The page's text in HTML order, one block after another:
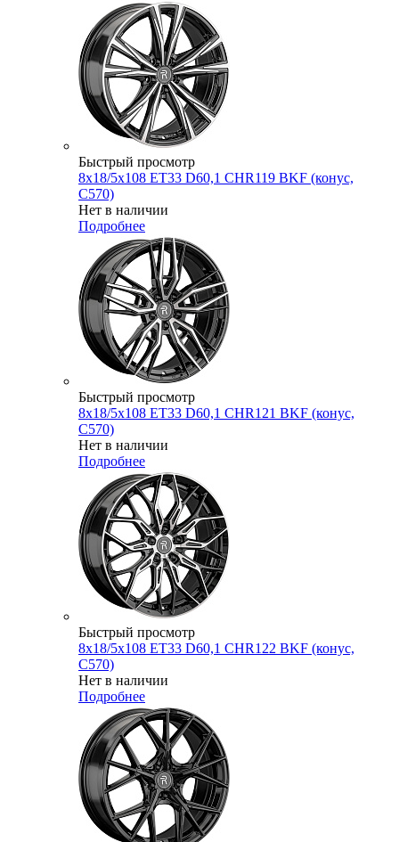
Быстрый просмотр
8x18/5x108 ET33 D60,1 CHR119 BKF (конус,
C570)
Нет в наличии
Подробнее
Быстрый просмотр
8x18/5x108 ET33 D60,1 CHR121 BKF (конус,
C570)
Нет в наличии
Подробнее
Быстрый просмотр
8x18/5x108 ET33 D60,1 CHR122 BKF (конус,
C570)
Нет в наличии
Подробнее